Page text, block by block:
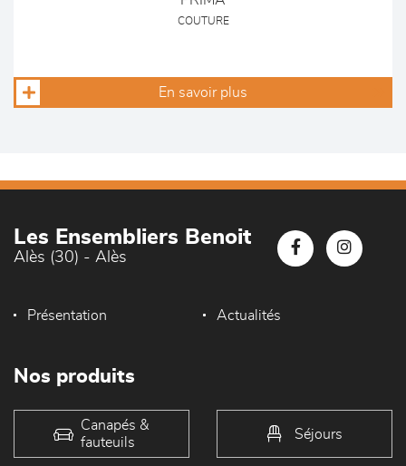
COUTURE
En savoir plus
Les Ensembliers Benoit
Alès (30) - Alès
Présentation Actualités
Nos produits
Canapés &
fauteuils
Séjours